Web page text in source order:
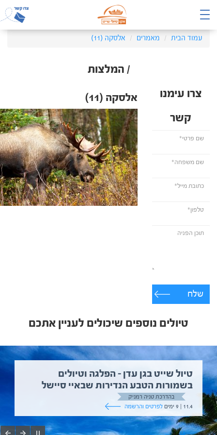
עמוד הבית מאמרים אלסקה (11)
/ המלצות
צרו עימנו
קשר
שלח
אלסקה (11)
טיולים נוספים שיכולים לעניין אתכם
טיול שייט בגן עדן – הפלגה וטיולים
בשמורות הטבע הנדירות שבאיי סיישל
בהדרכת טניה רמניק
11.4 | 9 ימים
לפרטים והרשמה